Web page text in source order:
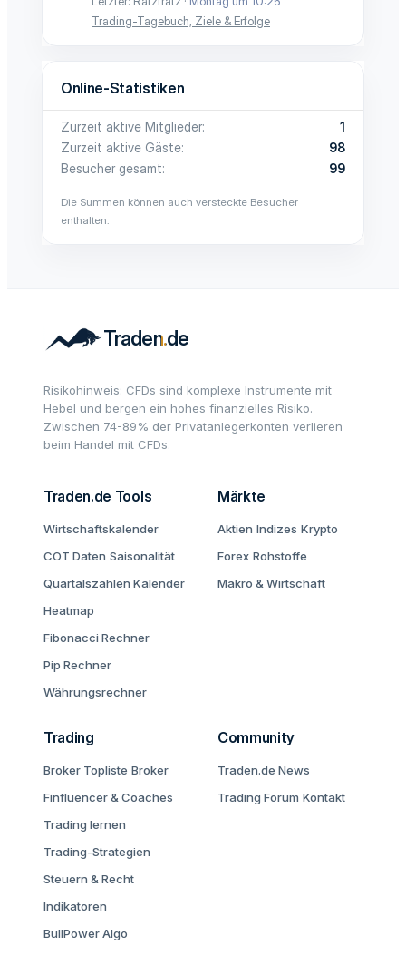
Trading-Tagebuch, Ziele & Erfolge
Online-Statistiken
Zurzeit aktive Mitglieder
1
Zurzeit aktive Gäste
98
Besucher gesamt
99
Die Summen können auch versteckte Besucher
enthalten.
Risikohinweis: CFDs sind komplexe Instrumente mit
Hebel und bergen ein hohes finanzielles Risiko.
Zwischen 74-89% der Privatanlegerkonten verlieren
beim Handel mit CFDs.
Traden.de Tools
Wirtschaftskalender
COT Daten Saisonalität
Quartalszahlen Kalender
Heatmap
Fibonacci Rechner
Pip Rechner
Währungsrechner
Märkte
Aktien Indizes Krypto
Forex Rohstoffe
Makro & Wirtschaft
Trading
Broker Topliste Broker
Finfluencer & Coaches
Trading lernen
Trading-Strategien
Steuern & Recht
Indikatoren
BullPower Algo
Community
Traden.de News
Trading Forum Kontakt